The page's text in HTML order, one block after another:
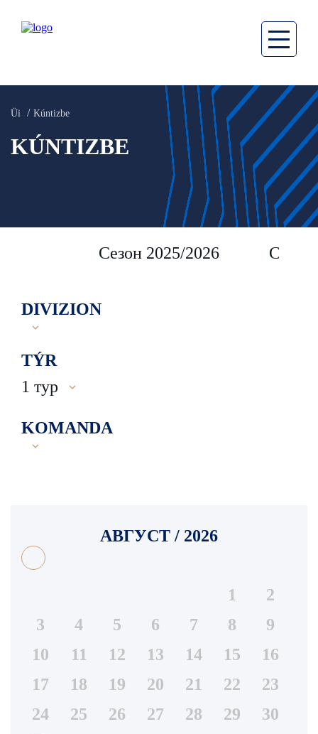
Üi Kúntizbe
KÚNTIZBE
Сезон 2025/2026 Сезон
DIVIZION
TÝR
1 тур
KOMANDA
АВГУСТ / 2026
1
2
3
4 5 6 7 8
9
10
11 12 13 14 15
16
17
18 19 20 21 22
23
24
25 26 27 28 29
30